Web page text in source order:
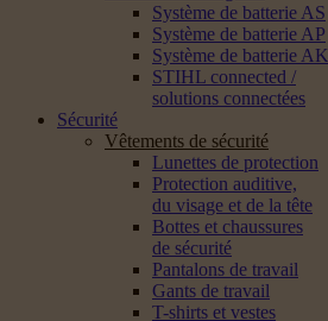
Système de batterie AS
Système de batterie AP
Système de batterie AK
STIHL connected /
solutions connectées
Sécurité
Vêtements de sécurité
Lunettes de protection
Protection auditive,
du visage et de la tête
Bottes et chaussures
de sécurité
Pantalons de travail
Gants de travail
T-shirts et vestes